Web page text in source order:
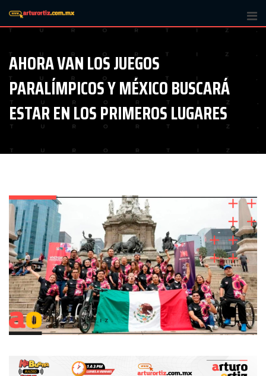
content
AHORA VAN LOS JUEGOS
PARALÍMPICOS Y MÉXICO BUSCARÁ
ESTAR EN LOS PRIMEROS LUGARES